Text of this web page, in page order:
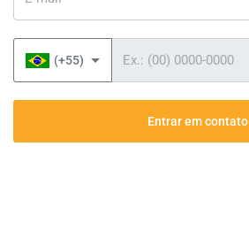
(+55)
Entrar em contato